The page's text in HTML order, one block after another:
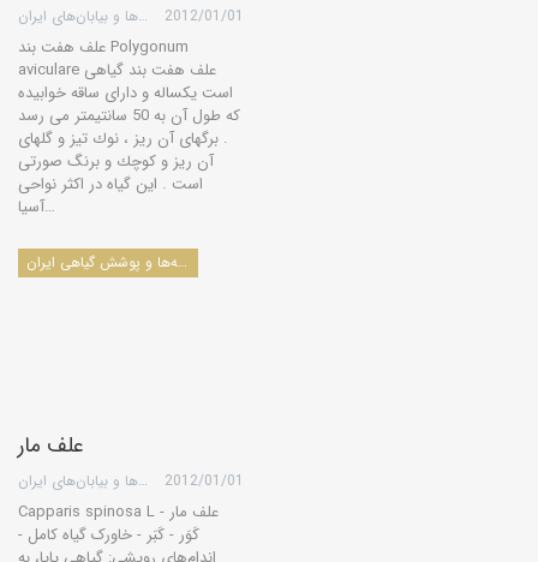
گروه کویرها و بیابان‌های ایران 2012/01/01
علف هفت بند Polygonum
aviculare علف هفت بند گیاهی
است یكساله و دارای ساقه خوابیده
كه طول آن به 50 سانتیمتر می رسد
. برگهای آن ریز ، نوك تیز و گلهای
آن ریز و كوچك و برنگ صورتی
است . این گیاه در اكثر نواحی
آسیا…
درخت‌ها، درختچه‌ها، بوته‌ها و پوشش گیاهی ایران
علف مار
گروه کویرها و بیابان‌های ایران 2012/01/01
Capparis spinosa L علف مار -
کَوَر - کَبَر - خاورک گیاه کامل -